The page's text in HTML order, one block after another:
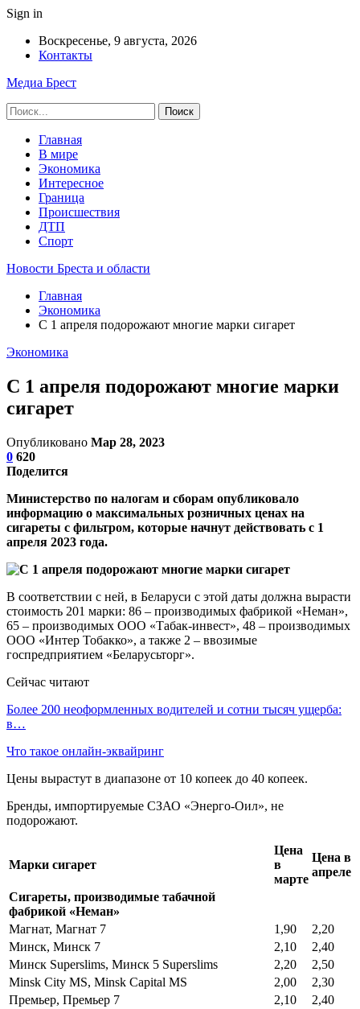
Sign in
Воскресенье, 9 августа, 2026
Контакты
Медиа Брест
Главная
В мире
Экономика
Интересное
Граница
Происшествия
ДТП
Спорт
Новости Бреста и области
Главная
Экономика
С 1 апреля подорожают многие марки сигарет
Экономика
С 1 апреля подорожают многие марки
сигарет
Опубликовано Мар 28, 2023
0 620
Поделится
Министерство по налогам и сборам опубликовало
информацию о максимальных розничных ценах на
сигареты с фильтром, которые начнут действовать с 1
апреля 2023 года.
В соответствии с ней, в Беларуси с этой даты должна вырасти
стоимость 201 марки: 86 – производимых фабрикой «Неман»,
65 – производимых ООО «Табак-инвест», 48 – производимых
ООО «Интер Тобакко», а также 2 – ввозимые
госпредприятием «Беларусьторг».
Сейчас читают
Более 200 неоформленных водителей и сотни тысяч ущерба:
в…
Что такое онлайн-эквайринг
Цены вырастут в диапазоне от 10 копеек до 40 копеек.
Бренды, импортируемые СЗАО «Энерго-Оил», не
подорожают.
Марки сигарет
Цена
в
марте
Цена в
апреле
Сигареты, производимые табачной
фабрикой «Неман»
Магнат, Магнат 7
1,90
2,20
Минск, Минск 7
2,10
2,40
Минск Superslims, Минск 5 Superslims
2,20
2,50
Minsk City MS, Minsk Capital MS
2,00
2,30
Премьер, Премьер 7
2,10
2,40